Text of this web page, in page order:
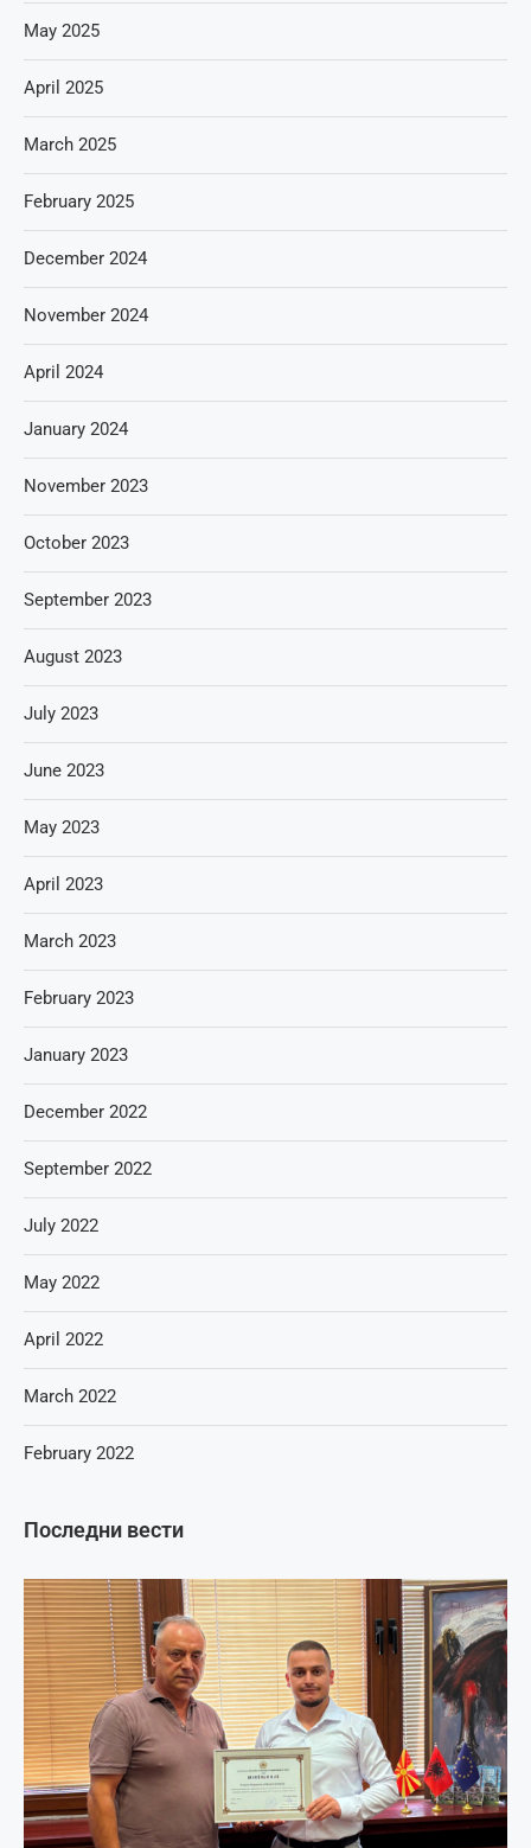
Последни вести
May 2025
April 2025
March 2025
February 2025
December 2024
November 2024
April 2024
January 2024
November 2023
October 2023
September 2023
August 2023
July 2023
June 2023
May 2023
April 2023
March 2023
February 2023
January 2023
December 2022
September 2022
July 2022
May 2022
April 2022
March 2022
February 2022